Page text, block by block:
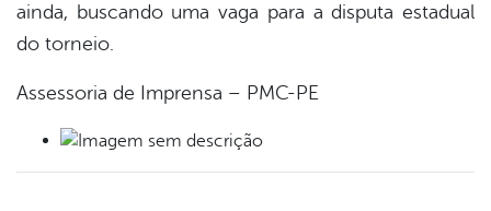
ainda, buscando uma vaga para a disputa estadual
do torneio.
Assessoria de Imprensa – PMC-PE